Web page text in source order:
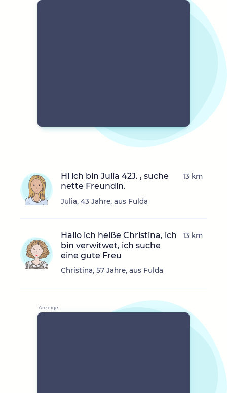
Hi ich bin Julia 42J. , suche
nette Freundin.
Julia, 43 Jahre, aus Fulda
13 km
Hallo ich heiße Christina, ich
bin verwitwet, ich suche
eine gute Freu
Christina, 57 Jahre, aus Fulda
13 km